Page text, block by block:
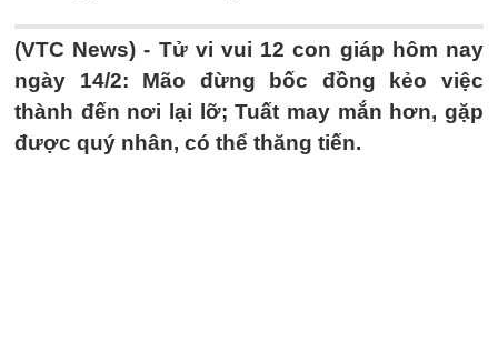
(VTC News) - Tử vi vui 12 con giáp hôm nay
ngày 14/2: Mão đừng bốc đồng kẻo việc
thành đến nơi lại lỡ; Tuất may mắn hơn, gặp
được quý nhân, có thể thăng tiến.